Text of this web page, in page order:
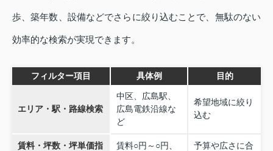
歩、築年数、設備などでさらに絞り込むことで、無駄のない
効率的な検索が実現できます。
フィルター項目 具体例 目的
エリア・駅・路線検索
中区、広島駅、
広島電鉄沿線な
ど
希望地域に絞り
込む
賃料・坪数・坪単価指
賃料○円～○円、
予算や広さに合